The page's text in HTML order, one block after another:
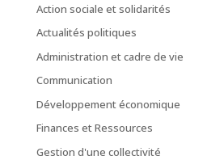
Action sociale et solidarités
Actualités politiques
Administration et cadre de vie
Communication
Développement économique
Finances et Ressources
Gestion d'une collectivité